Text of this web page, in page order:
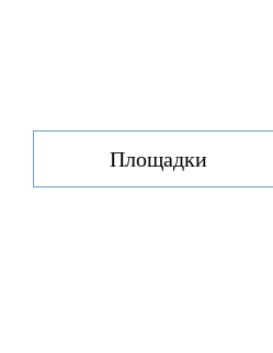
Площадки